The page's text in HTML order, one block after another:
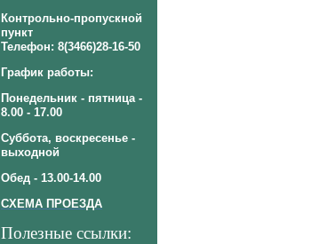
Контрольно-пропускной
пункт
Телефон: 8(3466)28-16-50
График работы:
Понедельник - пятница -
8.00 - 17.00
Суббота, воскресенье -
выходной
Обед - 13.00-14.00
СХЕМА ПРОЕЗДА
Полезные ссылки: